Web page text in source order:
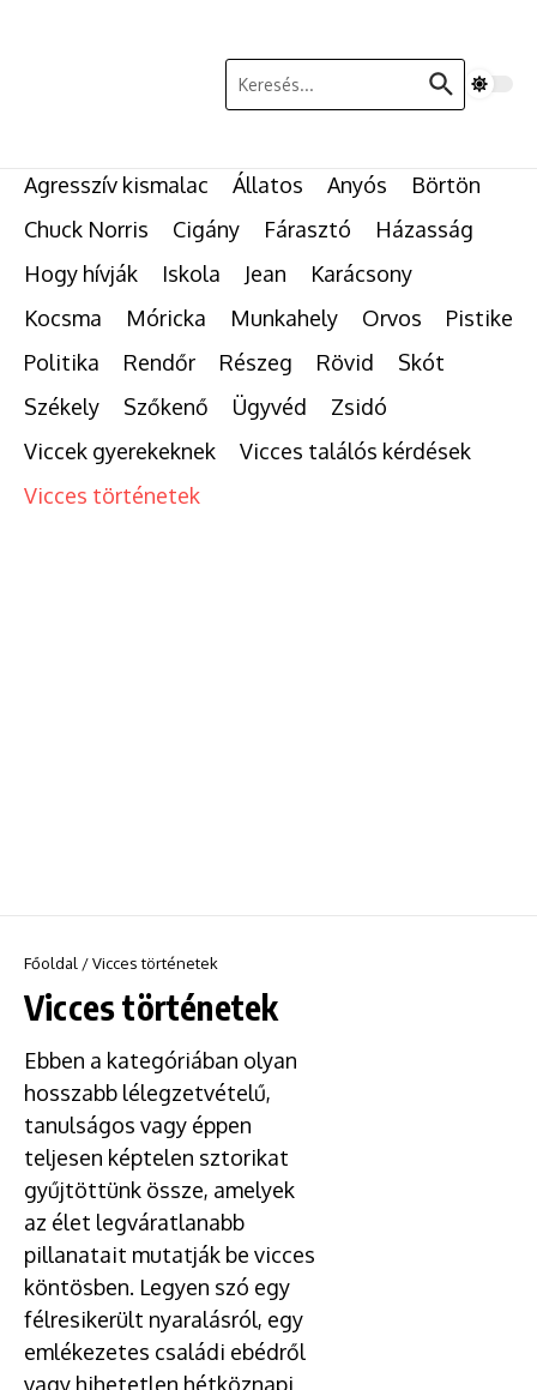
Keresés:
Agresszív kismalac Állatos Anyós
Börtön
Chuck Norris
Cigány Fárasztó
Házasság
Hogy hívják
Iskola Jean
Karácsony
Kocsma
Móricka Munkahely Orvos
Pistike
Politika
Rendőr Részeg Rövid
Skót
Székely
Szőkenő Ügyvéd
Zsidó
Viccek gyerekeknek
Vicces találós kérdések
Vicces történetek
Főoldal /Vicces történetek
Vicces történetek
Ebben a kategóriában olyan
hosszabb lélegzetvételű,
tanulságos vagy éppen
teljesen képtelen sztorikat
gyűjtöttünk össze, amelyek
az élet legváratlanabb
pillanatait mutatják be vicces
köntösben. Legyen szó egy
félresikerült nyaralásról, egy
emlékezetes családi ebédről
vagy hihetetlen hétköznapi